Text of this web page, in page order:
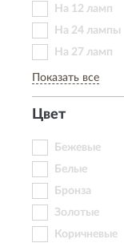
На 12 ламп
На 24 лампы
На 27 ламп
Показать все
Цвет
Бежевые
Белые
Бронза
Золотые
Коричневые